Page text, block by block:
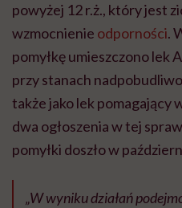
powyżej 12 r.ż., który jest
wzmocnienie odporności.
pomyłkę umieszczono lek
przy stanach
także jako lek pomagający
dwa ogłoszenia w tej
pomyłki doszło w
„W wyniku działań